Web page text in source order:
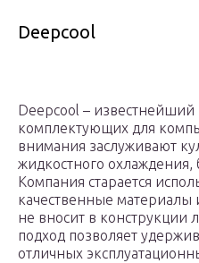
Deepcool
Deepcool – известнейший
комплектующих для
внимания заслуживают
жидкостного охлаждения,
Компания старается
качественные
не вносит в
подход позволяет
отличных